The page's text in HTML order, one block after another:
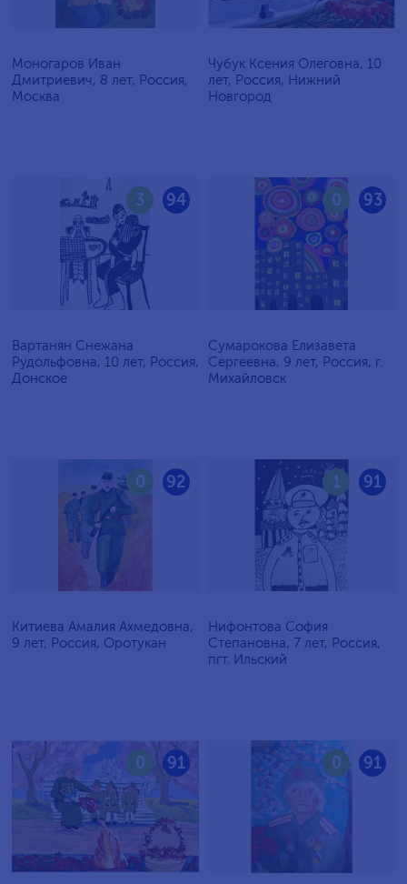
Моногаров Иван
Дмитриевич, 8 лет, Россия,
Москва
Чубук Ксения Олеговна, 10
лет, Россия, Нижний
Новгород
94
3
Вартанян Снежана
Рудольфовна, 10 лет, Россия,
Донское
93
0
Сумарокова Елизавета
Сергеевна, 9 лет, Россия, г.
Михайловск
92
0
Китиева Амалия Ахмедовна,
9 лет, Россия, Оротукан
91
1
Нифонтова София
Степановна, 7 лет, Россия,
пгт. Ильский
91
0 91
0